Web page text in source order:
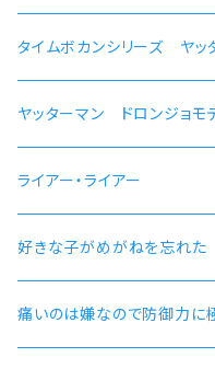
【オルステッド】腕時計 本
タイムボカンシリーズ ヤッ
タイムボカンシリーズ ヤッ
ヤッターマン ドロンジョモ
ライアー・ライアー
好きな子がめがねを忘れた
痛いのは嫌なので防御力に